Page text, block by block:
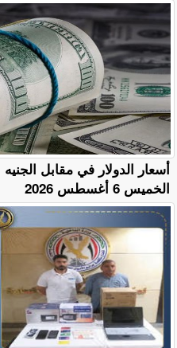
أسعار الدولار في مقابل
الخميس 6 أغسطس 2026